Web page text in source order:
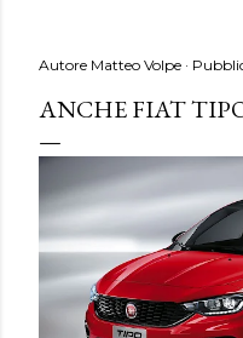
Autore Matteo Volpe
ANCHE FIAT